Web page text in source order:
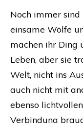
Noch immer
einsame Wölfe
machen ihr Ding
Leben, aber sie
Welt, nicht ins
auch nicht mit
ebenso
Verbindung